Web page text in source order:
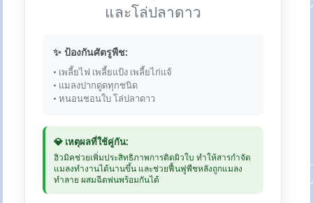
และโล่ปลาดาว
✨ ป้องกันศัตรูพืช:
• เพลี้ยไฟ เพลี้ยแป้ง เพลี้ยไก่แจ้
• แมลงปากดูดทุกชนิด
• หนอนชอนใบ โล่ปลาดาว
💎 เหตุผลที่ใช้คู่กัน:
ฮิวมิคช่วยเพิ่มประสิทธิภาพการติดผิวใบ ทำให้สารกำจัด
แมลงทำงานได้นานขึ้น และช่วยฟื้นฟูพืชหลังถูกแมลง
ทำลาย ผสมฉีดพ่นพร้อมกันได้